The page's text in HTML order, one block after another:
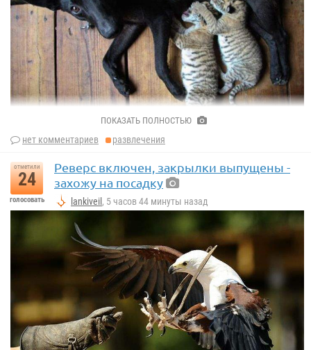
ПОКАЗАТЬ ПОЛНОСТЬЮ
нет комментариев развлечения
отметили
24
голосовать
Реверс включен, закрылки выпущены -
захожу на посадку
lankiveil , 5 часов 44 минуты назад